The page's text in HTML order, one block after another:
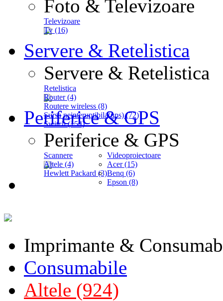
Foto & Televizoare
Televizoare
Tv (16)
Servere & Retelistica
Servere & Retelistica
Retelistica
Router (4)
Routere wireless (8)
Sursa neinteruptibila(ups) (72)
Switch (154)
Periferice & GPS
Periferice & GPS
Scannere
Altele (4)
Hewlett Packard (3)
Videoproiectoare
Acer (15)
Benq (6)
Epson (8)
Imprimante &
Consumabile
Altele (924)